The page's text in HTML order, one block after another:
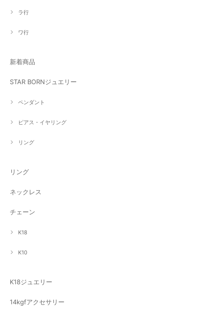
ラ行
ワ行
新着商品
STAR BORNジュエリー
ペンダント
ピアス・イヤリング
リング
リング
ネックレス
チェーン
K18
K10
K18ジュエリー
14kgfアクセサリー